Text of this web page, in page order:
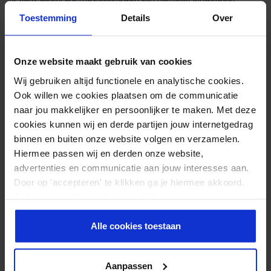
Toestemming Details Over
Onze website maakt gebruik van cookies
Wij gebruiken altijd functionele en analytische cookies.
Ook willen we cookies plaatsen om de communicatie
naar jou makkelijker en persoonlijker te maken. Met deze
cookies kunnen wij en derde partijen jouw internetgedrag
binnen en buiten onze website volgen en verzamelen.
Hiermee passen wij en derden onze website,
advertenties en communicatie aan jouw interesses aan.
Door op 'accepteren' te klikken ga je hiermee akkoord.
er meer over in onsprivacy beleid.
Alle cookies toestaan
Aanpassen
Afmetingen 75 × 75 cm
Diameter 75cm
Gewicht 1.3kg
Reviews